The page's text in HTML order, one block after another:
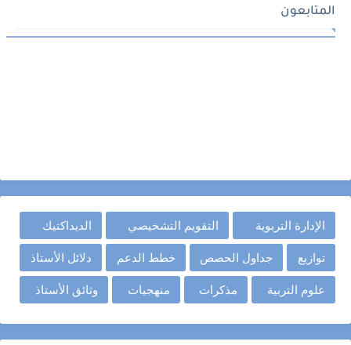
المتابعون
الإدارة التربوية التقويم التشخيصي الديداكتيك
توازيع جداول الحصص خطط الدعم دلائل الأستاذ
علوم التربية مذكرات منهجيات وثائق الأستاذ